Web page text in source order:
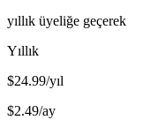
yıllık üyeliğe geçerek
Yıllık
$24.99/yıl
$2.49/ay